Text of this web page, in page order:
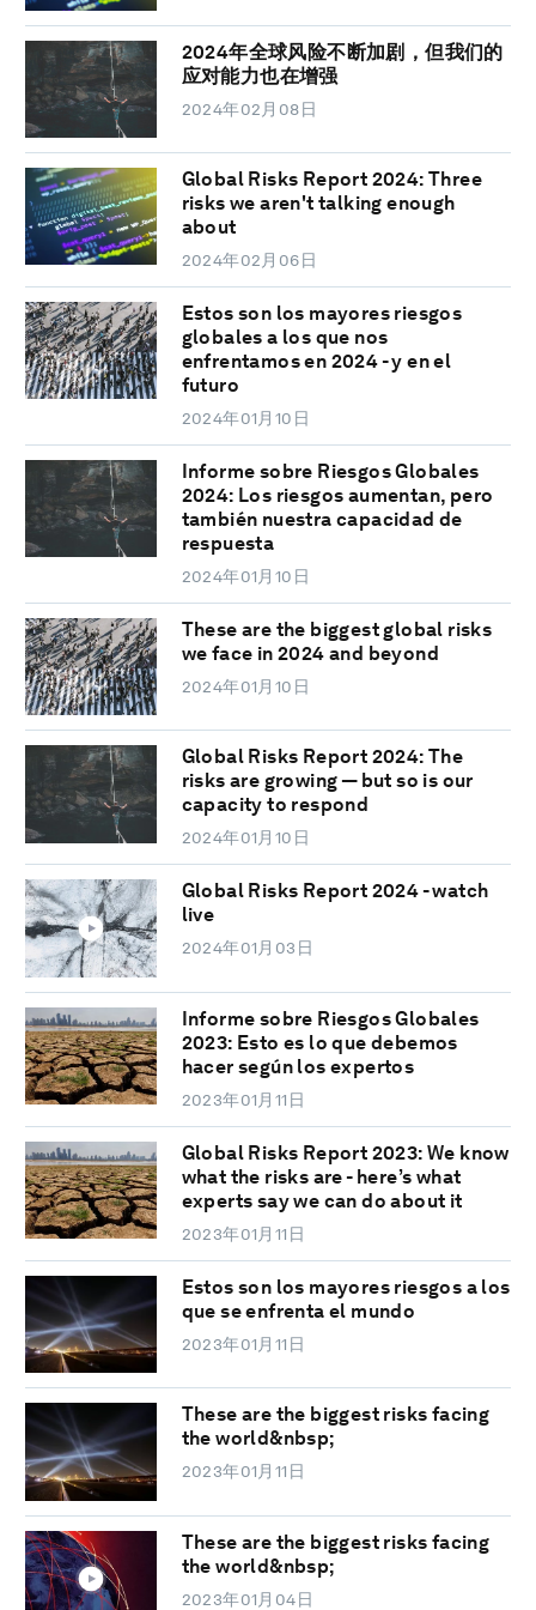
2024年全球风险不断加剧，但我们的
应对能力也在增强
2024年02月08日
Global Risks Report 2024: Three
risks we aren't talking enough
about
2024年02月06日
Estos son los mayores riesgos
globales a los que nos
enfrentamos en 2024 - y en el
futuro
2024年01月10日
Informe sobre Riesgos Globales
2024: Los riesgos aumentan, pero
también nuestra capacidad de
respuesta
2024年01月10日
These are the biggest global risks
we face in 2024 and beyond
2024年01月10日
Global Risks Report 2024: The
risks are growing — but so is our
capacity to respond
2024年01月10日
Global Risks Report 2024 - watch
live
2024年01月03日
Informe sobre Riesgos Globales
2023: Esto es lo que debemos
hacer según los expertos
2023年01月11日
Global Risks Report 2023: We know
what the risks are - here’s what
experts say we can do about it
2023年01月11日
Estos son los mayores riesgos a los
que se enfrenta el mundo
2023年01月11日
These are the biggest risks facing
the world&nbsp;
2023年01月11日
These are the biggest risks facing
the world&nbsp;
2023年01月04日